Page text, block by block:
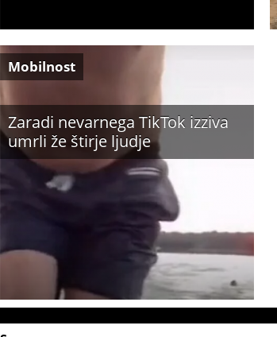
Zaradi nevarnega TikTok izziva
umrli že štirje ljudje
Mobilnost